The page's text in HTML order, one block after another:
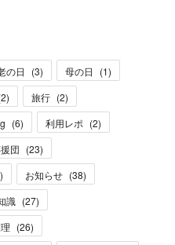
の日 (3) 母の日 (1)
2) 旅行 (2)
(6) 利用レポ (2)
団 (23)
) お知らせ (38)
識 (27)
(26)